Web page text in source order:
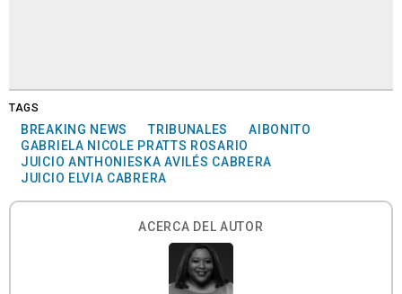
TAGS
BREAKING NEWS TRIBUNALES
AIBONITO
GABRIELA NICOLE PRATTS ROSARIO
JUICIO ANTHONIESKA AVILÉS CABRERA
JUICIO ELVIA CABRERA
ACERCA DEL AUTOR